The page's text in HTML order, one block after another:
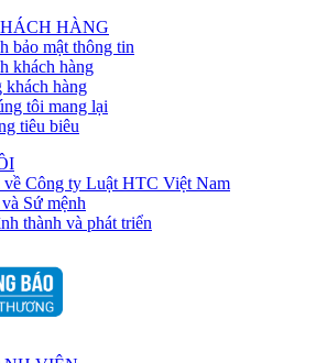
HÀNG
bảo mật thông tin
khách hàng
hàng
tôi mang lại
tiêu biêu
về Công ty Luật HTC Việt Nam
Sứ mệnh
thành và phát triển